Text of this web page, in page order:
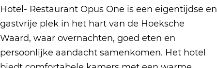
e
s
t
a
l
R
e
s
e
R
e
s
t
a
o
t
e
l
R
Hotel- Restaurant Opus One is een eigentijdse en
gastvrije plek in het hart van de Hoeksche
Waard, waar overnachten, goed eten en
persoonlijke aandacht samenkomen. Het hotel